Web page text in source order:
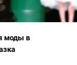
моды в